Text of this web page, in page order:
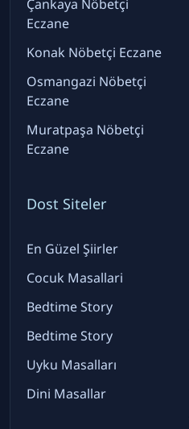
Çankaya Nöbetçi
Eczane
Konak Nöbetçi Eczane
Osmangazi Nöbetçi
Eczane
Muratpaşa Nöbetçi
Eczane
Dost Siteler
En Güzel Şiirler
Cocuk Masallari
Bedtime Story
Bedtime Story
Uyku Masalları
Dini Masallar